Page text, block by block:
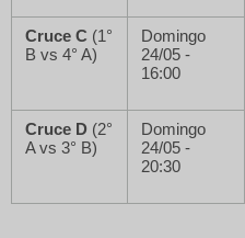
Cruce C (1°
B vs 4° A)
Domingo
24/05 -
16:00
Cruce D (2°
A vs 3° B)
Domingo
24/05 -
20:30